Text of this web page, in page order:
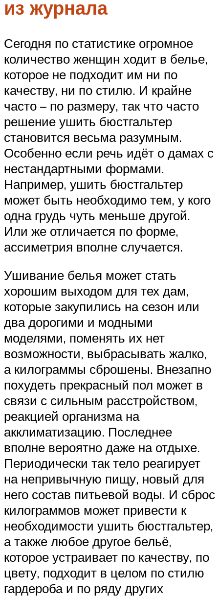
из журнала
Сегодня по статистике огромное
количество женщин ходит в белье,
которое не подходит им ни по
качеству, ни по стилю. И крайне
часто – по размеру, так что часто
решение ушить бюстгальтер
становится весьма разумным.
Особенно если речь идёт о дамах с
нестандартными формами.
Например, ушить бюстгальтер
может быть необходимо тем, у кого
одна грудь чуть меньше другой.
Или же отличается по форме,
ассиметрия вполне случается.
Ушивание белья может стать
хорошим выходом для тех дам,
которые закупились на сезон или
два дорогими и модными
моделями, поменять их нет
возможности, выбрасывать жалко,
а килограммы сброшены. Внезапно
похудеть прекрасный пол может в
связи с сильным расстройством,
реакцией организма на
акклиматизацию. Последнее
вполне вероятно даже на отдыхе.
Периодически так тело реагирует
на непривычную пищу, новый для
него состав питьевой воды. И сброс
килограммов может привести к
необходимости ушить бюстгальтер,
а также любое другое бельё,
которое устраивает по качеству, по
цвету, подходит в целом по стилю
гардероба и по ряду других